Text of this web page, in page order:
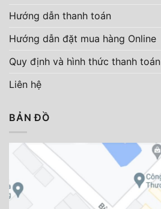
Hướng dẫn thanh toán
Hướng dẫn đặt mua hàng Online
Quy định và hình thức thanh toán
Liên hệ
BẢN ĐỒ